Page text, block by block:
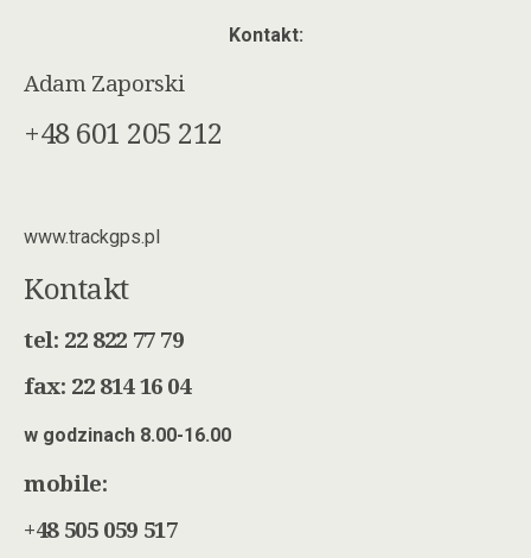
Kontakt:
Adam Zaporski
+48 601 205 212
www.trackgps.pl
Kontakt
tel: 22 822 77 79
fax: 22 814 16 04
w godzinach 8.00-16.00
mobile:
+48 505 059 517